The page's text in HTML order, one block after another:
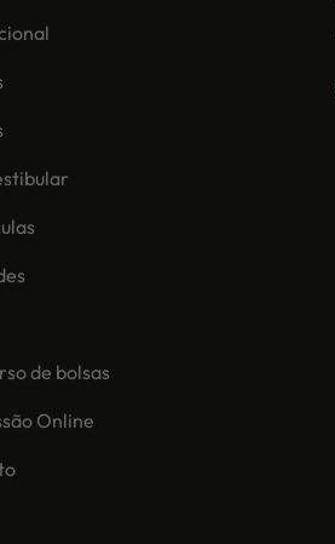
de bolsas
Online